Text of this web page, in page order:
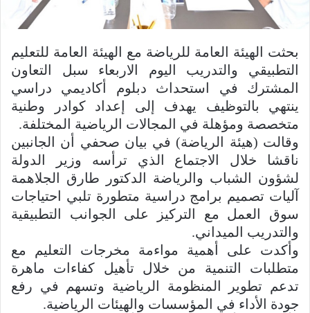
بحثت الهيئة العامة للرياضة مع الهيئة العامة للتعليم
التطبيقي والتدريب اليوم الاربعاء سبل التعاون
المشترك في استحداث دبلوم أكاديمي دراسي
ينتهي بالتوظيف يهدف إلى إعداد كوادر وطنية
متخصصة ومؤهلة في المجالات الرياضية المختلفة.
وقالت (هيئة الرياضة) في بيان صحفي أن الجانبين
ناقشا خلال الاجتماع الذي ترأسه وزير الدولة
لشؤون الشباب والرياضة الدكتور طارق الجلاهمة
آليات تصميم برامج دراسية متطورة تلبي احتياجات
سوق العمل مع التركيز على الجوانب التطبيقية
والتدريب الميداني.
وأكدت على أهمية مواءمة مخرجات التعليم مع
متطلبات التنمية من خلال تأهيل كفاءات ماهرة
تدعم تطوير المنظومة الرياضية وتسهم في رفع
جودة الأداء في المؤسسات والهيئات الرياضية.